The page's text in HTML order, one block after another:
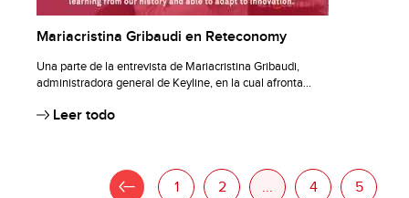
Mariacristina Gribaudi en Reteconomy
Una parte de la entrevista de Mariacristina Gribaudi,
administradora general de Keyline, en la cual afronta...
Leer todo
« 1 2 ... 4 5